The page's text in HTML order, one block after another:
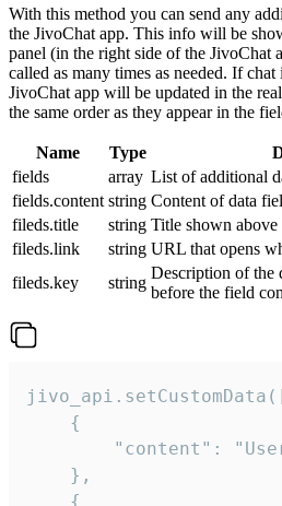
With this method you can send any
the JivoChat app. This info will be
panel (in the right side of the JivoChat
called as many times as needed. If
JivoChat app will be updated in the
the same order as they appear in the
Name Type
fields
array List of additional
fields.content string Content of data
fileds.title
string Title shown above
fileds.link
string URL that opens
fileds.key
string
Description of the
before the field
    {
"content":
    },
    {